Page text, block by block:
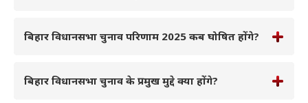
बिहार विधानसभा चुनाव परिणाम 2025 कब घोषित होंगे?
बिहार विधानसभा चुनाव के प्रमुख मुद्दे क्या होंगे?